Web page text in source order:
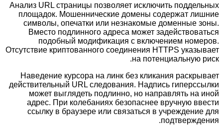
Анализ URL страницы позволяет исключить поддельных
площадок. Мошеннические домены содержат лишние
символы, опечатки или незнакомые доменные зоны.
Вместо подлинного адреса может задействоваться
подобный модификация с включением номеров.
Отсутствие криптованного соединения HTTPS указывает
на потенциальную риск.
Наведение курсора на линк без кликания раскрывает
действительный URL следования. Надпись гиперссылки
может выглядеть подлинно, но направлять на иной
адрес. При колебаниях безопаснее вручную ввести
ссылку в браузере или связаться в учреждение для
подтверждения.